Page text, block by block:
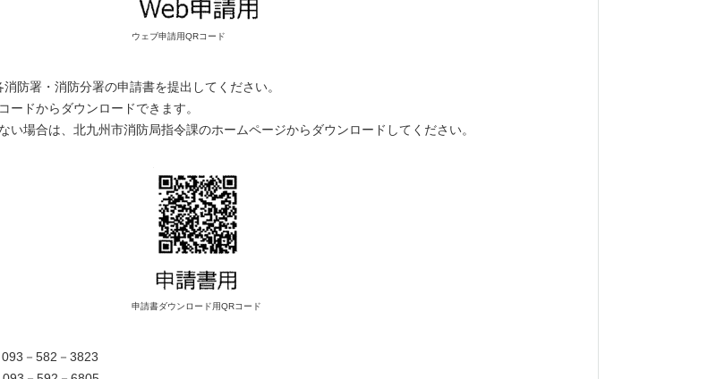
ウェブ申請用QRコード
署・消防分署の申請書を提出してください。
ドからダウンロードできます。
場合は、北九州市消防局指令課のホームページからダウンロードしてください。
申請書ダウンロード用QRコード
－582－3823